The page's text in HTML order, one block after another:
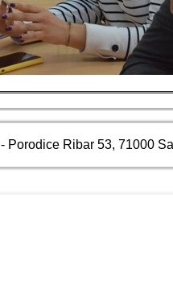
- Porodice Ribar 53, 71000